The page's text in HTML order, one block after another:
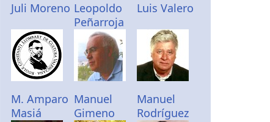
Juli Moreno Leopoldo
Peñarroja
Luis Valero
M. Amparo
Masiá
Manuel
Gimeno
Manuel
Rodríguez